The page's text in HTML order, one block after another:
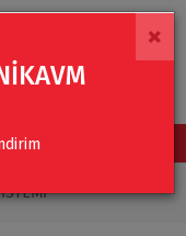
×